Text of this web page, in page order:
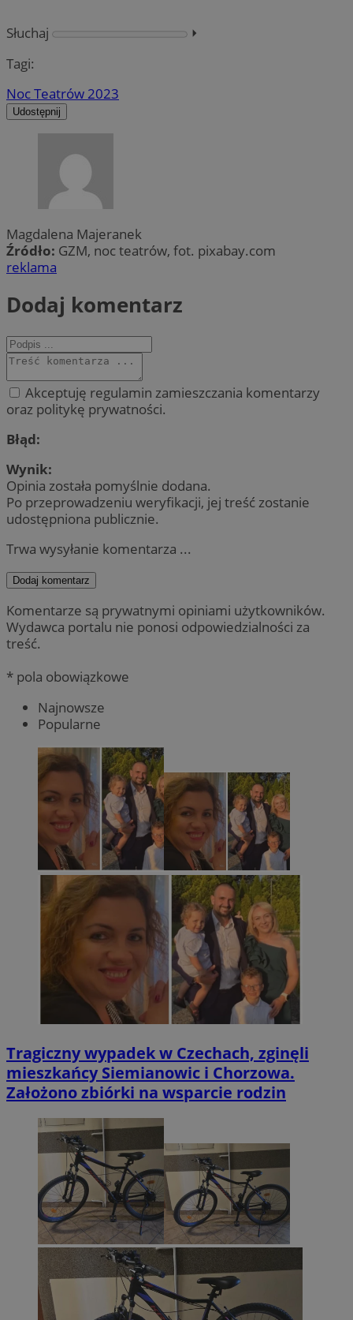
Słuchaj
⏵︎
Tagi:
Noc Teatrów 2023
Udostępnij
Magdalena Majeranek
Źródło: GZM, noc teatrów, fot. pixabay.com
reklama
Dodaj komentarz
Akceptuję regulamin zamieszczania komentarzy
oraz politykę prywatności.
Błąd:
Wynik:
Opinia została pomyślnie dodana.
Po przeprowadzeniu weryfikacji, jej treść zostanie
udostępniona publicznie.
Trwa wysyłanie komentarza ...
Dodaj komentarz
Komentarze są prywatnymi opiniami użytkowników.
Wydawca portalu nie ponosi odpowiedzialności za
treść.
* pola obowiązkowe
Najnowsze
Popularne
Tragiczny wypadek w Czechach, zginęli
mieszkańcy Siemianowic i Chorzowa.
Założono zbiórki na wsparcie rodzin